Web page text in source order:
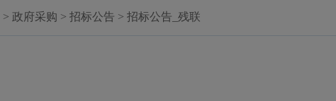
> 政府采购 > 招标公告 > 招标公告_残联